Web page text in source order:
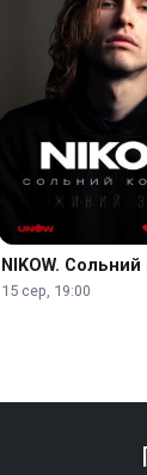
NIKOW.
15 сер, 19:00